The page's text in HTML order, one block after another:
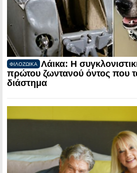
ΦΙΛΟΖΩΙΚΑ
Λάικα: Η
πρώτου ζωντανού όντος που
διάστημα